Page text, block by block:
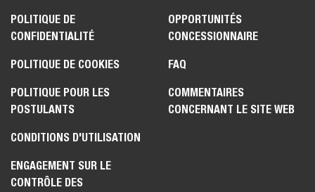
POLITIQUE DE
CONFIDENTIALITÉ
POLITIQUE DE COOKIES
POLITIQUE POUR LES
POSTULANTS
CONDITIONS D'UTILISATION
ENGAGEMENT SUR LE
CONTRÔLE DES
OPPORTUNITÉS
CONCESSIONNAIRE
FAQ
COMMENTAIRES
CONCERNANT LE SITE WEB